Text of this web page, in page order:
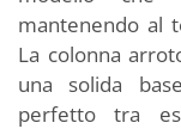
mantenendo al
La colonna
una solida
perfetto tra